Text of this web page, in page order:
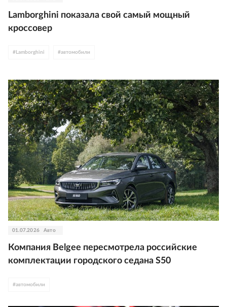
Lamborghini показала свой самый мощный
кроссовер
# Lamborghini #автомобили
01.07.2026 Авто
Компания Belgee пересмотрела российские
комплектации городского седана S50
#автомобили